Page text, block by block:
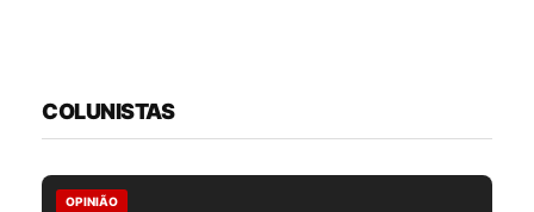
COLUNISTAS
OPINIÃO